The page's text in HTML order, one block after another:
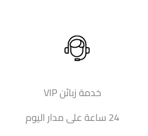
خدمة زبائن VIP
24 ساعة على مدار اليوم